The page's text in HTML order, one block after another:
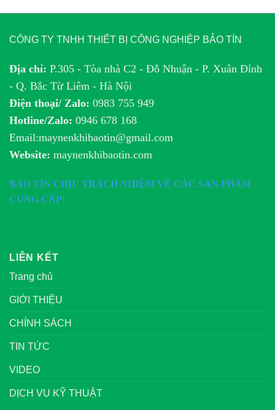
CÔNG TY TNHH THIẾT BỊ CÔNG NGHIỆP BẢO TÍN
Địa chỉ: P.305 - Tòa nhà C2 - Đỗ Nhuận - P. Xuân Đỉnh
- Q. Bắc Từ Liêm - Hà Nội
Điện thoại/ Zalo: 0983 755 949
Hotline/Zalo: 0946 678 168
Email:maynenkhibaotin@gmail.com
Website: maynenkhibaotin.com
BẢO TÍN CHỊU TRÁCH NHIỆM VỀ CÁC SẢN PHẨM
CUNG CẤP!
LIÊN KẾT
Trang chủ
GIỚI THIỆU
CHÍNH SÁCH
TIN TỨC
VIDEO
DỊCH VỤ KỸ THUẬT